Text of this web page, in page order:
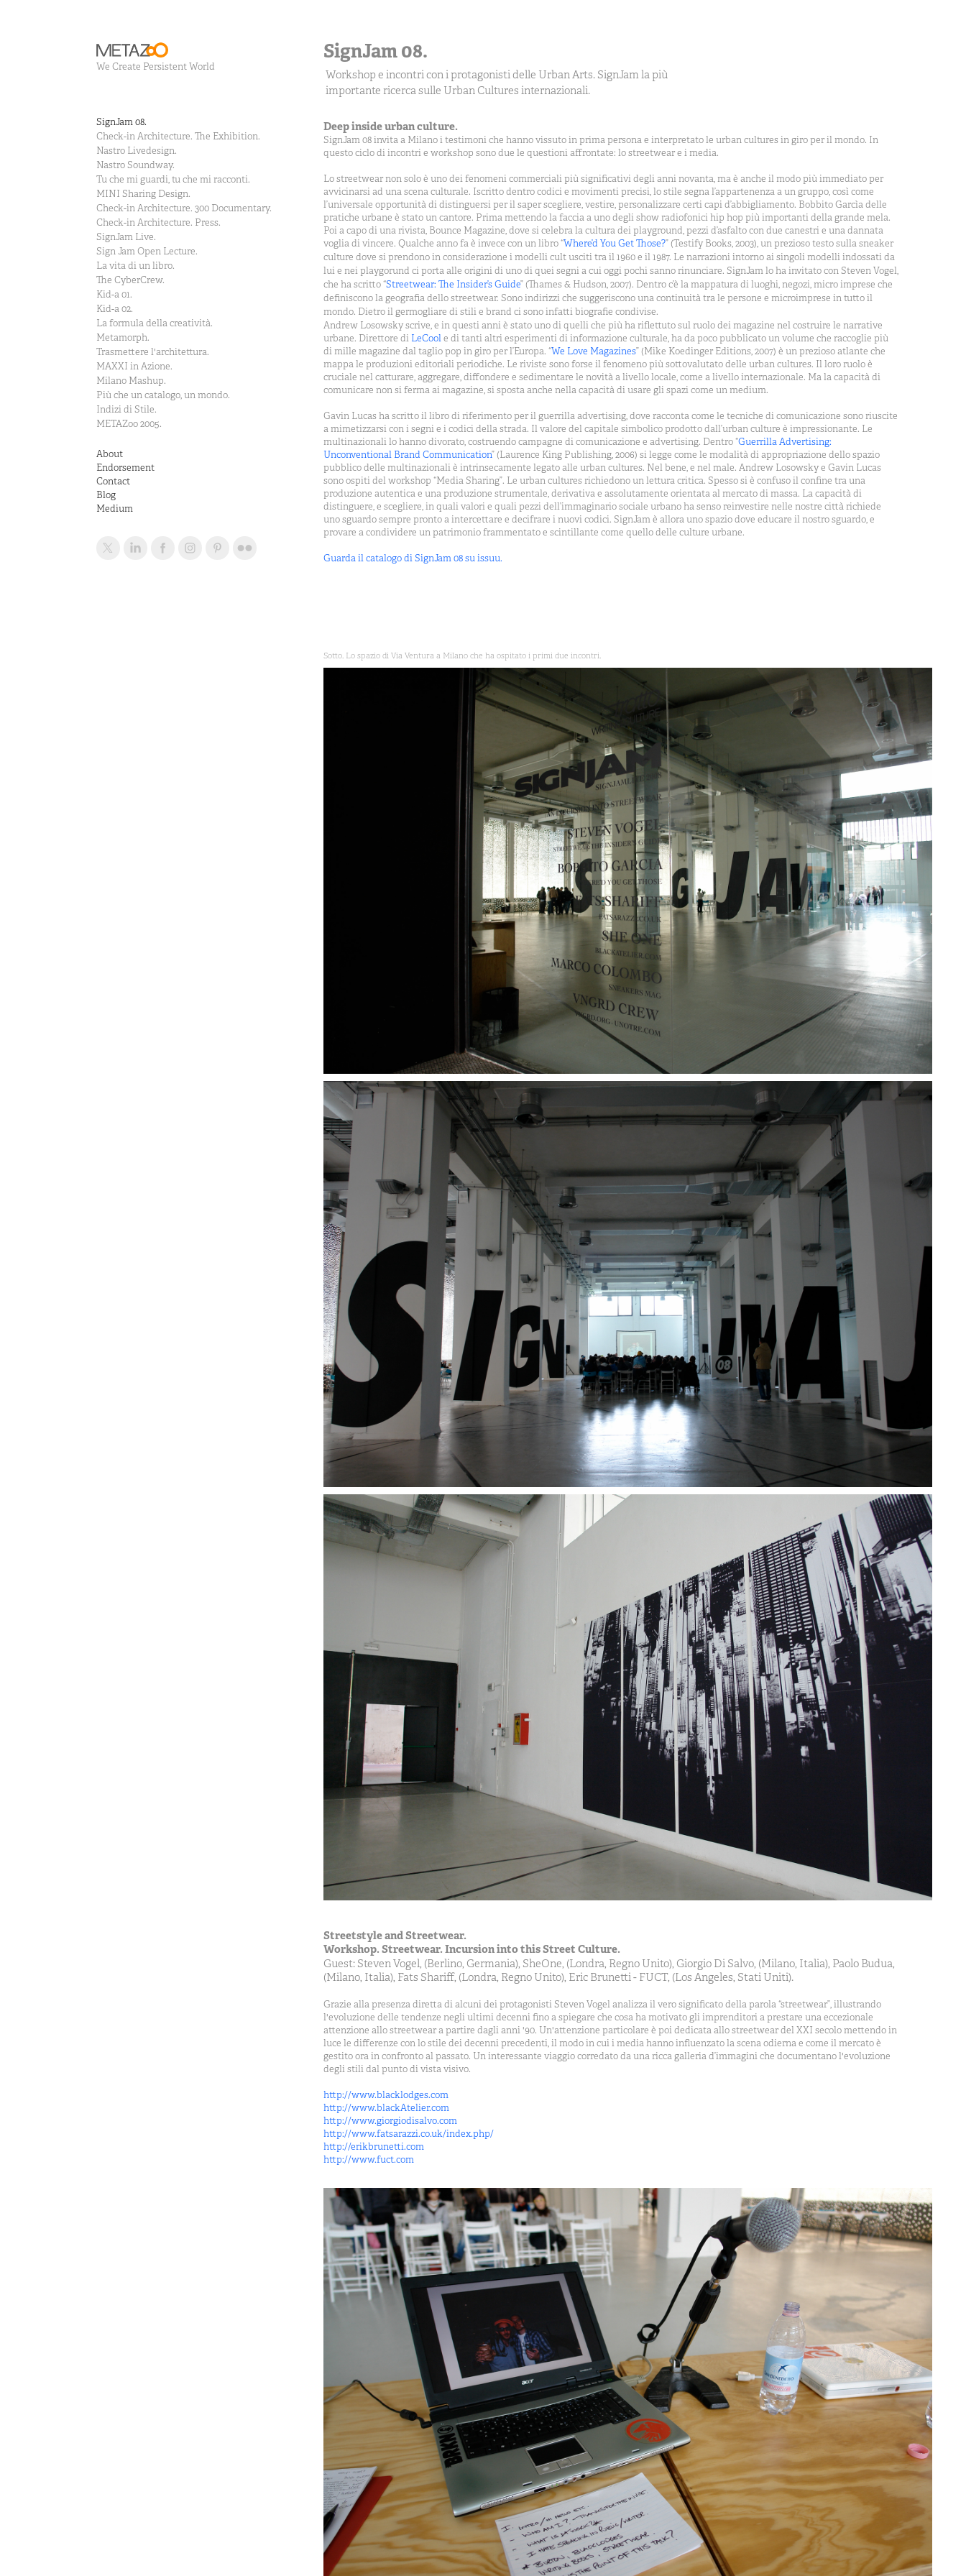
We Create Persistent World
SignJam 08.
Check-in Architecture. The Exhibition.
Nastro Livedesign.
Nastro Soundway.
Tu che mi guardi, tu che mi racconti.
MINI Sharing Design.
Check-in Architecture. 300 Documentary.
Check-in Architecture. Press.
SignJam Live.
Sign Jam Open Lecture.
La vita di un libro.
The CyberCrew.
Kid-a 01.
Kid-a 02.
La formula della creatività.
Metamorph.
Trasmettere l'architettura.
MAXXI in Azione.
Milano Mashup.
Più che un catalogo, un mondo.
Indizi di Stile.
METAZoo 2005.
About
Endorsement
Contact
Blog
Medium
SignJam 08.
Workshop e incontri con i protagonisti delle Urban Arts. SignJam la più
importante ricerca sulle Urban Cultures internazionali.
Deep inside urban culture.
SignJam 08 invita a Milano i testimoni che hanno vissuto in prima persona e interpretato le urban cultures in giro per il mondo. In
questo ciclo di incontri e workshop sono due le questioni affrontate: lo streetwear e i media.
Lo streetwear non solo è uno dei fenomeni commerciali più significativi degli anni novanta, ma è anche il modo più immediato per
avvicinarsi ad una scena culturale. Iscritto dentro codici e movimenti precisi, lo stile segna l’appartenenza a un gruppo, così come
l’universale opportunità di distinguersi per il saper scegliere, vestire, personalizzare certi capi d’abbigliamento. Bobbito Garcìa delle
pratiche urbane è stato un cantore. Prima mettendo la faccia a uno degli show radiofonici hip hop più importanti della grande mela.
Poi a capo di una rivista, Bounce Magazine, dove si celebra la cultura dei playground, pezzi d’asfalto con due canestri e una dannata
voglia di vincere. Qualche anno fa è invece con unlibro “Where’d You Get Those?” (Testify Books, 2003), un prezioso testo sulla sneaker
culture dove si prendono in considerazione i modelli cult usciti tra il 1960 e il 1987. Le narrazioni intorno ai singoli modelli indossati da
lui e nei playgorund ci porta alle origini di uno di quei segni a cui oggi pochi sanno rinunciare. SignJam lo ha invitato con Steven Vogel,
che ha scritto “Streetwear: The Insider’s Guide” (Thames & Hudson, 2007). Dentro c’è la mappatura di luoghi, negozi, micro imprese che
definiscono la geografia dello streetwear. Sono indirizzi che suggeriscono una continuità tra le persone e microimprese in tutto il
mondo. Dietro il germogliare di stili e brand ci sono infatti biografie condivise.
Andrew Losowsky scrive, e in questi anni è stato uno di quelli che più ha riflettuto sul ruolo dei magazine nel costruire le narrative
urbane. Direttore di LeCoole di tanti altri esperimenti di informazione culturale, ha da poco pubblicato un volume che raccoglie più
di mille magazine dal taglio pop in giro per l’Europa. “We Love Magazines” (Mike Koedinger Editions, 2007) è un prezioso atlante che
mappa le produzioni editoriali periodiche. Le riviste sono forse il fenomeno più sottovalutato delle urban cultures. Il loro ruolo è
cruciale nel catturare, aggregare, diffondere e sedimentare le novità a livello locale, come a livello internazionale. Ma la capacità di
comunicare non si ferma ai magazine, si sposta anche nella capacità di usare gli spazi come un medium.
Gavin Lucas ha scritto il libro di riferimento per il guerrilla advertising, dove racconta come le tecniche di comunicazione sono riuscite
a mimetizzarsi con i segni e i codici della strada. Il valore del capitale simbolico prodotto dall’urban culture è impressionante. Le
multinazionali lo hanno divorato, costruendo campagne di comunicazione e advertising. Dentro “Guerrilla Advertising:
Unconventional Brand Communication” (Laurence King Publishing, 2006) si legge come le modalità di appropriazione dello spazio
pubblico delle multinazionali è intrinsecamente legato alle urban cultures. Nel bene, e nel male. Andrew Losowsky e Gavin Lucas
sono ospiti del workshop “Media Sharing”. Le urban cultures richiedono un lettura critica. Spesso si è confuso il confine tra una
produzione autentica e una produzione strumentale, derivativa e assolutamente orientata al mercato di massa. La capacità di
distinguere, e scegliere, in quali valori e quali pezzi dell’immaginario sociale urbano ha senso reinvestire nelle nostre città richiede
uno sguardo sempre pronto a intercettare e decifrare i nuovi codici. SignJam è allora uno spazio dove educare il nostro sguardo, e
provare a condividere un patrimonio frammentato e scintillante come quello delle culture urbane.
Guarda il catalogo di SignJam 08 su issuu.
Sotto. Lo spazio di Via Ventura a Milano che ha ospitato i primi due incontri.
Streetstyle and Streetwear.
Workshop. Streetwear. Incursion into this Street Culture.
Guest: Steven Vogel, (Berlino, Germania), SheOne, (Londra, Regno Unito), Giorgio Di Salvo, (Milano, Italia), Paolo Budua,
(Milano, Italia), Fats Shariff, (Londra, Regno Unito), Eric Brunetti - FUCT, (Los Angeles, Stati Uniti).
Grazie alla presenza diretta di alcuni dei protagonisti Steven Vogel analizza il vero significato della parola “streetwear”, illustrando
l'evoluzione delle tendenze negli ultimi decenni fino a spiegare che cosa ha motivato gli imprenditori a prestare una eccezionale
attenzione allo streetwear a partire dagli anni '90. Un'attenzione particolare è poi dedicata allo streetwear del XXI secolo mettendo in
luce le differenze con lo stile dei decenni precedenti, il modo in cui i media hanno influenzato la scena odierna e come il mercato è
gestito ora in confronto al passato. Un interessante viaggio corredato da una ricca galleria d’immagini che documentano l'evoluzione
degli stili dal punto di vista visivo.
http://www.blacklodges.com
http://www.blackAtelier.com
http://www.giorgiodisalvo.com
http://www.fatsarazzi.co.uk/index.php/
http://erikbrunetti.com
http://www.fuct.com